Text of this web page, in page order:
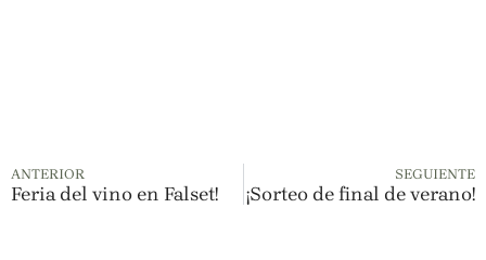
ANTERIOR
Feria del vino en Falset!
SEGUIENTE
¡Sorteo de final de verano!